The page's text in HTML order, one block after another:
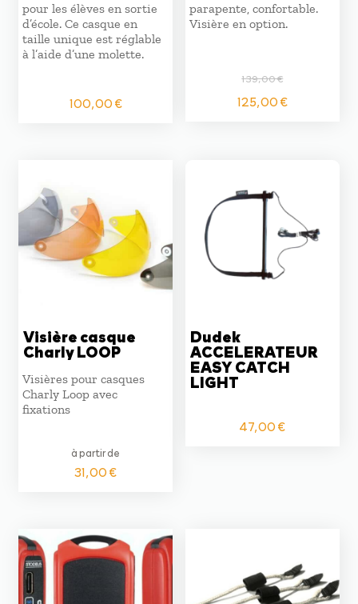
pour les élèves en sortie
d’école. Ce casque en
taille unique est réglable
à l’aide d’une molette.
100,00€
parapente, confortable.
Visière en option.
139,00€
Le
prix
125,00€Le
Visière casque
Charly LOOP
Visières pour casques
Charly Loop avec
fixations
à partir de
31,00€
Dudek
ACCELERATEUR
EASY CATCH
LIGHT
47,00€